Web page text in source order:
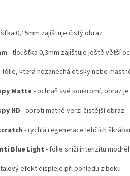
0,15mm zajišťuje čistý obraz
- tloušťka 0,3mm zajišťuje ještě větší
fólie, která nezanechá otisky nebo
Matte - ochraň své soukromí, obraz
HD- oproti matné verzi čistější obraz
- rychlá regenerace lehčích
Blue Light- fólie sníží intenzitu
efekt displeje při pohledu z boku